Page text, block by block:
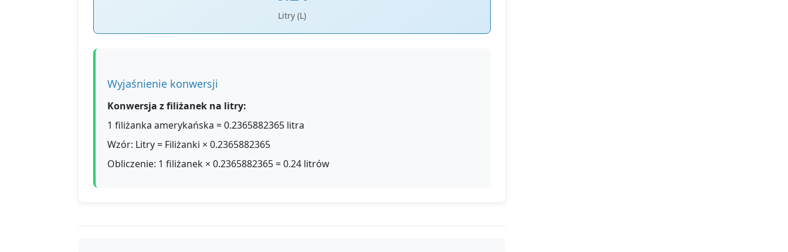
Litry (L)
Wyjaśnienie konwersji
Konwersja z filiżanek na litry:
1 filiżanka amerykańska = 0.2365882365 litra
Wzór: Litry = Filiżanki × 0.2365882365
Obliczenie: 1 filiżanek × 0.2365882365 = 0.24 litrów